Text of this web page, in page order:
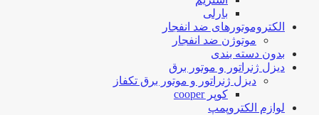
بارلی
الکتروموتورهای ضد انفجار
موتوژن ضد انفجار
بدون دسته بندی
دیزل ژنراتور و موتور برق
دیزل ژنراتور و موتور برق تکفاز
کوپر cooper
لوازم الکتروپمپ